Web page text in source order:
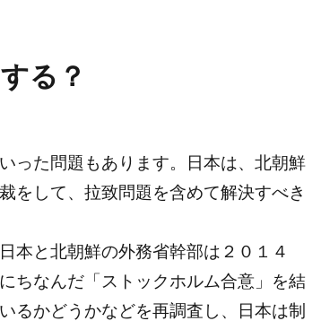
る？
った問題もあります。日本は、北朝鮮
をして、拉致問題を含めて解決すべき
本と北朝鮮の外務省幹部は２０１４
ちなんだ「ストックホルム合意」を結
るかどうかなどを再調査し、日本は制